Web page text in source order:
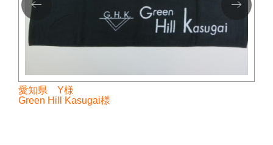
愛知県 Y様
Green Hill Kasugai様